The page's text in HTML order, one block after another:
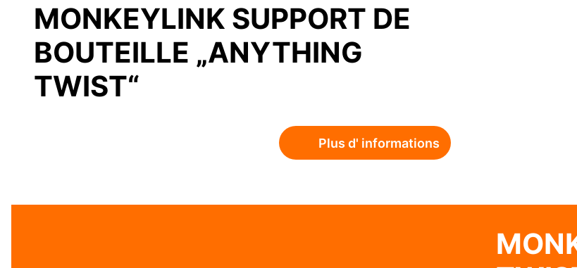
MONKEYLINK SUPPORT DE
BOUTEILLE „ANYTHING
TWIST“
Plus d' informations